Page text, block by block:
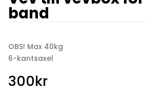
band
OBS! Max 40kg
6-kantsaxel
300kr